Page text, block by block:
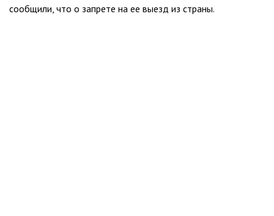
сообщили, что о запрете на ее выезд из страны.